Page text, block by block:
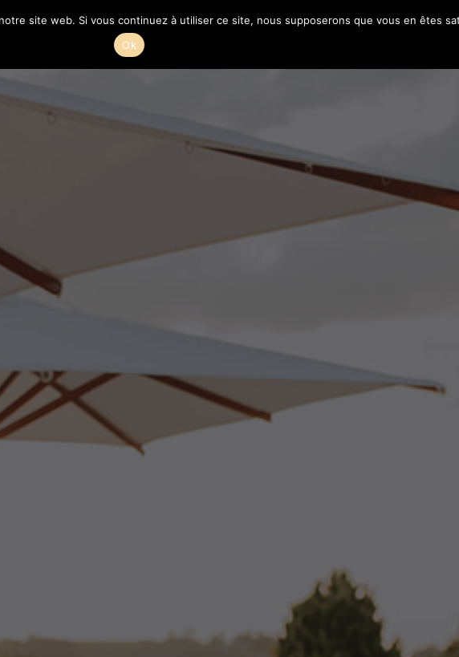
MARIAGE
site web. Si vous continuez à utiliser ce site, nous supposerons que vous en êtes
Ok